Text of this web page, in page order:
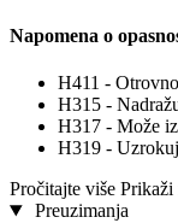
Napomena o
H411 -
H315 -
H317 - Može
H319 -
Pročitajte više Prikaži
Preuzimanja